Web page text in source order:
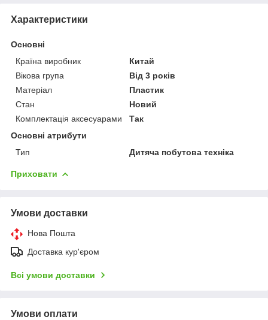
Характеристики
Основні
Країна виробник
Китай
Вікова група
Від 3 років
Матеріал
Пластик
Стан
Новий
Комплектація аксесуарами
Так
Основні атрибути
Тип
Дитяча побутова техніка
Приховати
Умови доставки
Нова Пошта
Доставка кур'єром
Всі умови доставки
Умови оплати